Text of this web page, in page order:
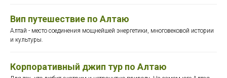
Вип путешествие по Алтаю
Алтай - место соединения мощнейшей энергетики, многовековой истории
и культуры.
Корпоративный джип тур по Алтаю